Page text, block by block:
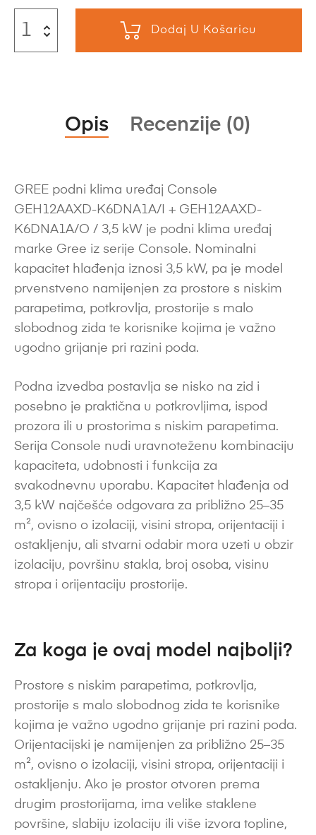
Dodaj U Košaricu
Opis Recenzije (0)
GREE podni klima uređaj Console
GEH12AAXD-K6DNA1A/I + GEH12AAXD-
K6DNA1A/O / 3,5 kW je podni klima uređaj
marke Gree iz serije Console. Nominalni
kapacitet hlađenja iznosi 3,5 kW, pa je model
prvenstveno namijenjen za prostore s niskim
parapetima, potkrovlja, prostorije s malo
slobodnog zida te korisnike kojima je važno
ugodno grijanje pri razini poda.
Podna izvedba postavlja se nisko na zid i
posebno je praktična u potkrovljima, ispod
prozora ili u prostorima s niskim parapetima.
Serija Console nudi uravnoteženu kombinaciju
kapaciteta, udobnosti i funkcija za
svakodnevnu uporabu. Kapacitet hlađenja od
3,5 kW najčešće odgovara za približno 25–35
m², ovisno o izolaciji, visini stropa, orijentaciji i
ostakljenju, ali stvarni odabir mora uzeti u obzir
izolaciju, površinu stakla, broj osoba, visinu
stropa i orijentaciju prostorije.
Za koga je ovaj model najbolji?
Prostore s niskim parapetima, potkrovlja,
prostorije s malo slobodnog zida te korisnike
kojima je važno ugodno grijanje pri razini poda.
Orijentacijski je namijenjen za približno 25–35
m², ovisno o izolaciji, visini stropa, orijentaciji i
ostakljenju. Ako je prostor otvoren prema
drugim prostorijama, ima velike staklene
površine, slabiju izolaciju ili više izvora topline,